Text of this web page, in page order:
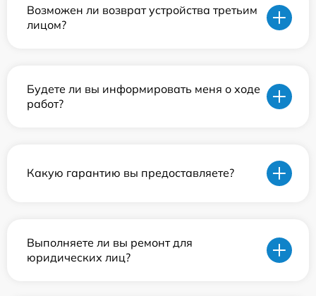
Возможен ли возврат устройства третьим
лицом?
Будете ли вы информировать меня о ходе
работ?
Какую гарантию вы предоставляете?
Выполняете ли вы ремонт для
юридических лиц?